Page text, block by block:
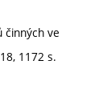
činných ve
1172 s.